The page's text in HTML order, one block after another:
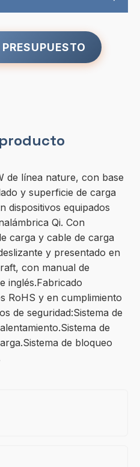
de línea nature, con base
y superficie de carga
dispositivos equipados
Qi. Con
carga y cable de carga
y presentado en
con manual de
inglés.Fabricado
RoHS y en cumplimiento
de seguridad:Sistema de
de
de bloqueo